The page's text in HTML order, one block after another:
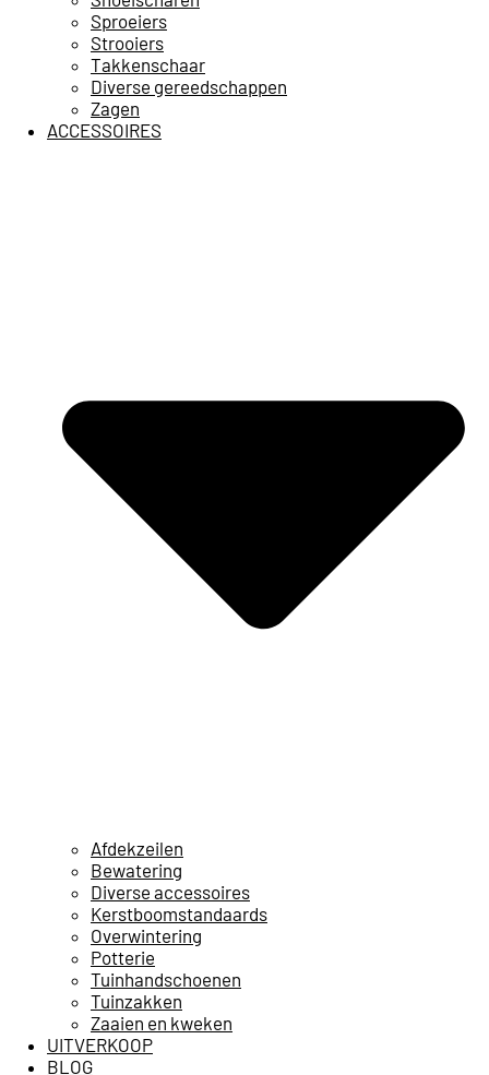
Sproeiers
Strooiers
Takkenschaar
Diverse gereedschappen
Zagen
ACCESSOIRES
Afdekzeilen
Bewatering
Diverse accessoires
Kerstboomstandaards
Overwintering
Potterie
Tuinhandschoenen
Tuinzakken
Zaaien en kweken
UITVERKOOP
BLOG